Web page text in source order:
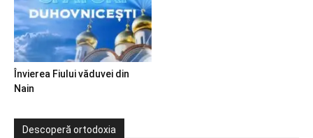
Învierea Fiului văduvei din
Nain
Descoperă ortodoxia